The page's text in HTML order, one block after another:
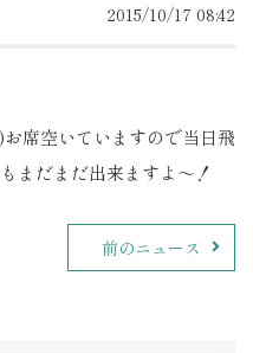
2015/10/17 08:42
席空いていますので当日飛
まだまだ出来ますよ～！
前のニュース